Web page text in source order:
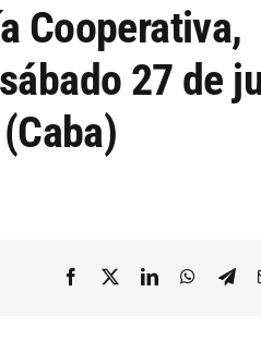
Cooperativa,
27 de